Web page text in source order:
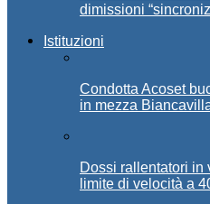
dimissioni
Istituzioni
Condotta Acoset
in mezza
Dossi rallentatori in
limite di velocità a